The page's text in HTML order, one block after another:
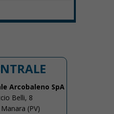
Arcobaleno SpA
Belli, 8
(PV)